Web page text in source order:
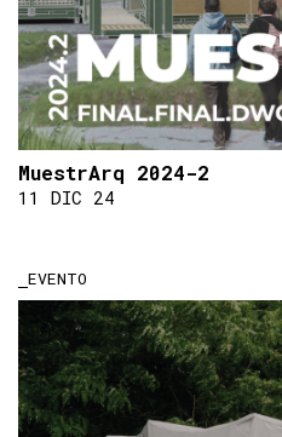
MuestrArq 2024-2
11 DIC 24
EVENTO